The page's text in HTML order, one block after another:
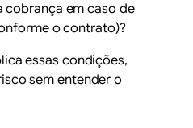
cobrança em caso de
o contrato)?
essas condições,
sem entender o